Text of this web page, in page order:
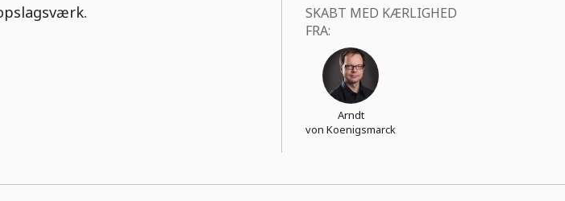
SKABT MED KÆRLIGHED
FRA:
Arndt
von Koenigsmarck